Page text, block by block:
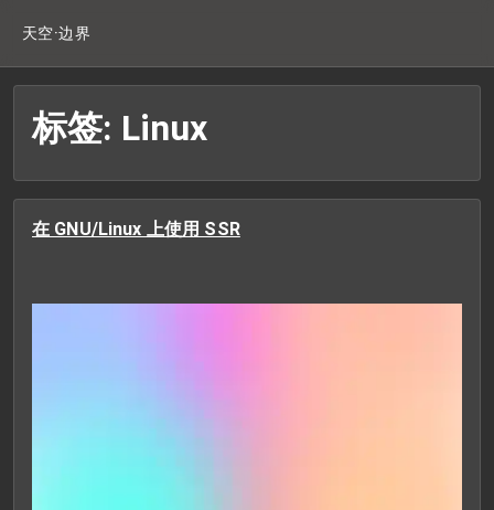
天空·边界
标签: Linux
在 GNU/Linux 上使用 SSR